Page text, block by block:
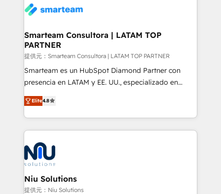
the community - we are so glad to work with you."
Connect with us to see how we can do better and be
Smarteam Consultora | LATAM TOP
PARTNER
提供元：Smarteam Consultora | LATAM TOP PARTNER
Smarteam es un HubSpot Diamond Partner con
presencia en LATAM y EE. UU., especializado en
implementaciones de HubSpot, integraciones API y
optimización de procesos comerciales con IA. Con
más de 6 años de experiencia, hemos liderado 100+
implementaciones conectando HubSpot con SAP,
ERPs, e-commerce, plataformas financieras,
WhatsApp y sistemas logísticos. Nuestro equipo
multicultural trabaja en español, inglés y portugués,
uniendo visión estratégica y excelencia técnica para
generar resultados medibles. Apoyamos a empresas
Elite4.8
Niu Solutions
提供元：Niu Solutions